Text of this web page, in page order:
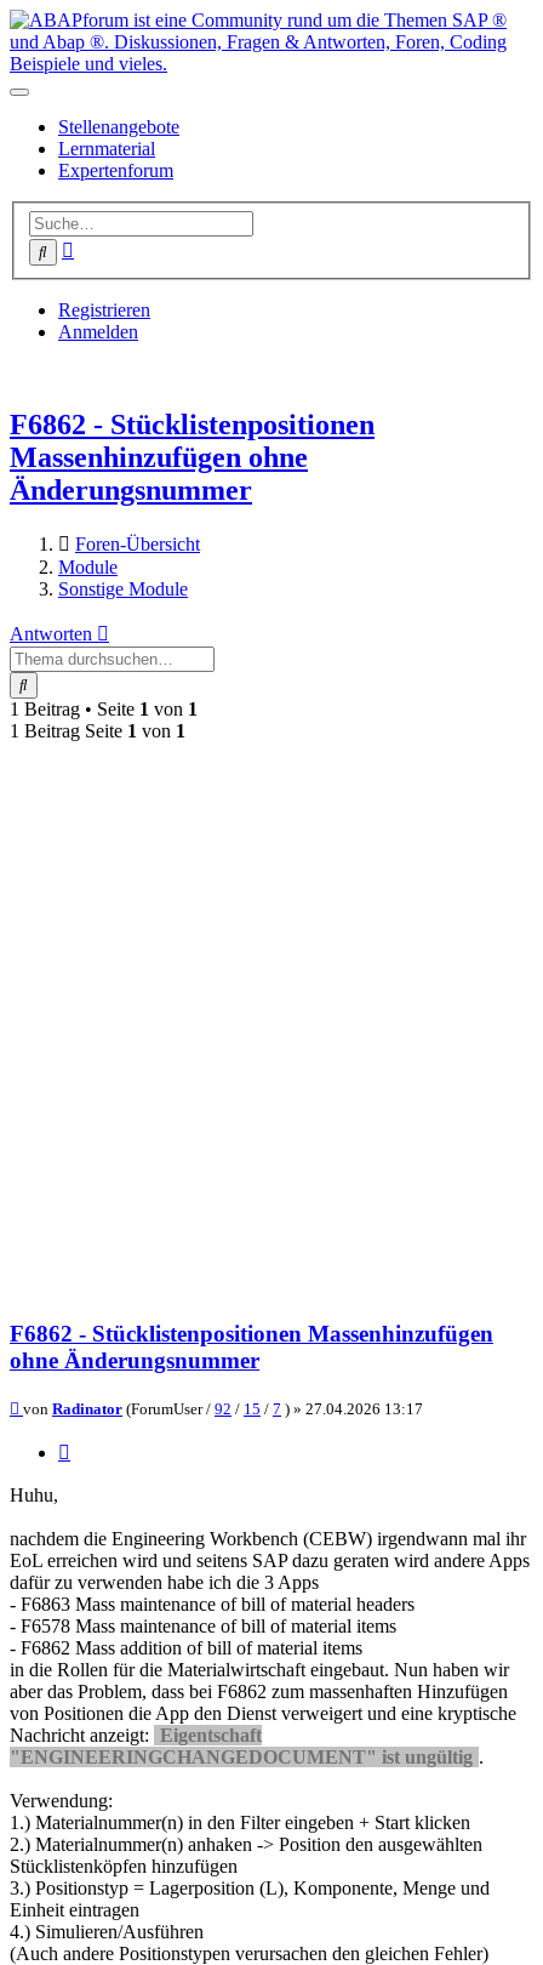
Stellenangebote
Lernmaterial
Expertenforum
Suche
Registrieren
Anmelden
F6862 - Stücklistenpositionen
Massenhinzufügen ohne
Änderungsnummer
Foren-Übersicht
Module
Sonstige Module
Antworten
Suche
1 Beitrag • Seite 1 von 1
1 Beitrag Seite 1 von 1
F6862 - Stücklistenpositionen Massenhinzufügen
ohne Änderungsnummer
Beitrag
von Radinator (ForumUser / 92 / 15 / 7 ) » 27.04.2026 13:17
Huhu,
nachdem die Engineering Workbench (CEBW) irgendwann mal ihr
EoL erreichen wird und seitens SAP dazu geraten wird andere Apps
dafür zu verwenden habe ich die 3 Apps
- F6863 Mass maintenance of bill of material headers
- F6578 Mass maintenance of bill of material items
- F6862 Mass addition of bill of material items
in die Rollen für die Materialwirtschaft eingebaut. Nun haben wir
aber das Problem, dass bei F6862 zum massenhaften Hinzufügen
von Positionen die App den Dienst verweigert und eine kryptische
Nachricht anzeigt: Eigentschaft
"ENGINEERINGCHANGEDOCUMENT" ist ungültig .
Verwendung:
1.) Materialnummer(n) in den Filter eingeben + Start klicken
2.) Materialnummer(n) anhaken -> Position den ausgewählten
Stücklistenköpfen hinzufügen
3.) Positionstyp = Lagerposition (L), Komponente, Menge und
Einheit eintragen
4.) Simulieren/Ausführen
(Auch andere Positionstypen verursachen den gleichen Fehler)